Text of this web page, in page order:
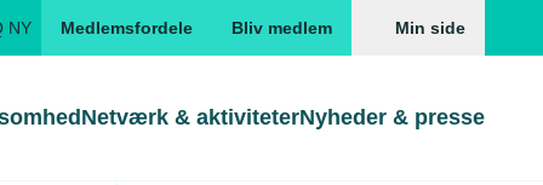
NY Medlemsfordele Bliv medlem Min side
Netværk & aktiviteterNyheder & presse